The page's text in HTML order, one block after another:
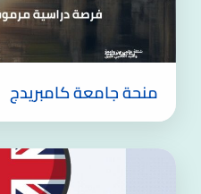
منحة جامعة كامبريدج